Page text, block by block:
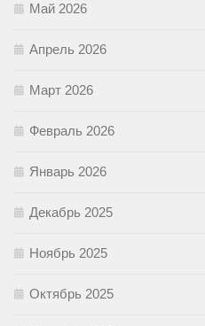
Май 2026
Апрель 2026
Март 2026
Февраль 2026
Январь 2026
Декабрь 2025
Ноябрь 2025
Октябрь 2025